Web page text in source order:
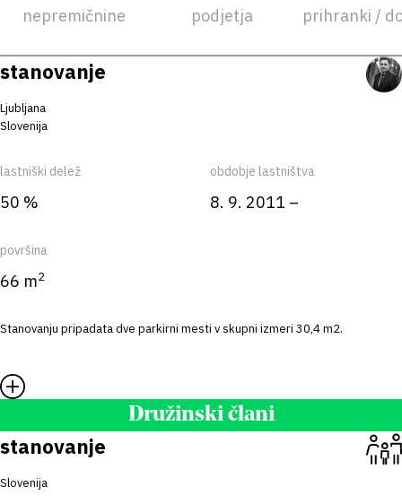
nepremičnine podjetja prihranki /
stanovanje
Ljubljana
Slovenija
lastniški delež
50 %
obdobje lastništva
8. 9. 2011 –
površina
66 m2
Stanovanju pripadata dve parkirni mesti v skupni izmeri 30,4 m2.
Družinski člani
stanovanje
Slovenija